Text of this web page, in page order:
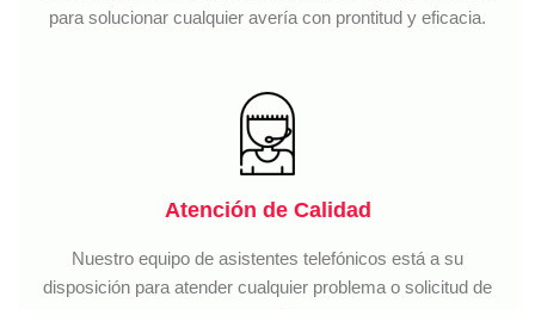
para solucionar cualquier avería con prontitud y eficacia.
Atención de Calidad
Nuestro equipo de asistentes telefónicos está a su
disposición para atender cualquier problema o solicitud de